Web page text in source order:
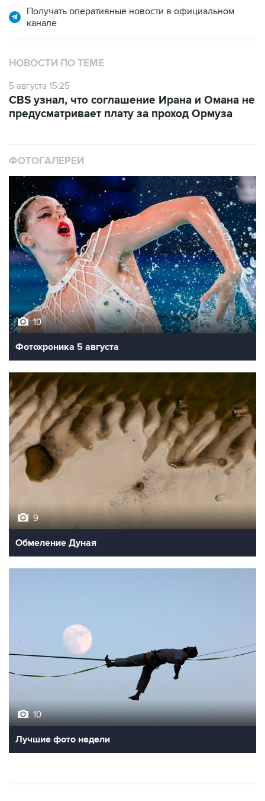
Получать оперативные новости в официальном
канале
НОВОСТИ ПО ТЕМЕ
5 августа 15:25
CBS узнал, что соглашение Ирана и Омана не
предусматривает плату за проход Ормуза
ФОТОГАЛЕРЕИ
10
Фотохроника 5 августа
9
Обмеление Дуная
10
Лучшие фото недели